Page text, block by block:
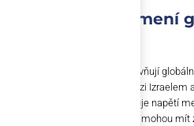
Rok 2024 ve znamení
K faktorům, které negativně ovlivňují
Ukrajině a eskalující konflikt mezi Izraelem
Nejistotu ve východní Asii zvyšuje napětí
Tyto otevřené či skryté konflikty mohou